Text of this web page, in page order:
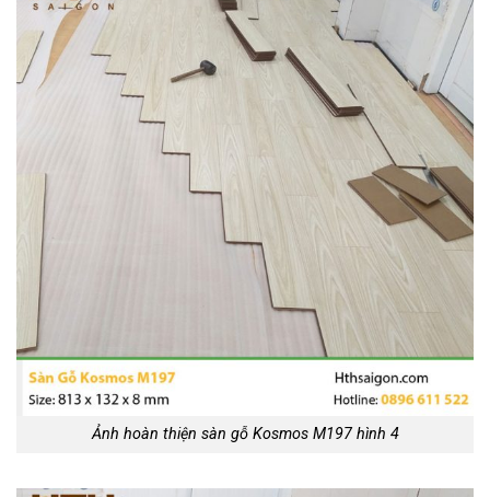
Ảnh hoàn thiện sàn gỗ Kosmos M197 hình 4